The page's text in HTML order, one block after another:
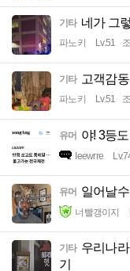
기타 네가 그
파노키 Lv.51
기타 고객감
파노키 Lv.51
유머 야! 3등
Ieewrre
유머 일어날
너빨갱이지
기타 우리나
기